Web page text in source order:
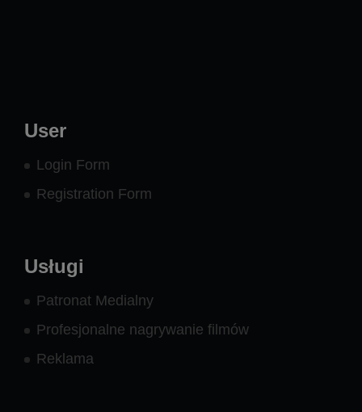
User
Login Form
Registration Form
Usługi
Patronat Medialny
Profesjonalne nagrywanie filmów
Reklama